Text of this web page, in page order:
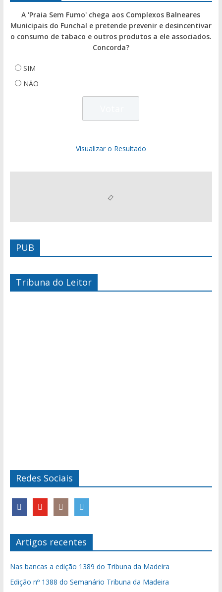
A 'Praia Sem Fumo' chega aos Complexos Balneares
Municipais do Funchal e pretende prevenir e desincentivar
o consumo de tabaco e outros produtos a ele associados.
Concorda?
SIM
NÃO
Visualizar o Resultado
PUB
Tribuna do Leitor
Redes Sociais
Artigos recentes
Nas bancas a edição 1389 do Tribuna da Madeira
Edição nº 1388 do Semanário Tribuna da Madeira